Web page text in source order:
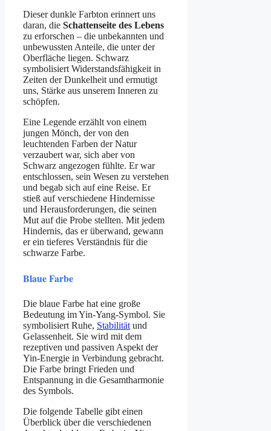
Dieser dunkle Farbton erinnert uns
daran, die Schattenseite des Lebens
zu erforschen – die unbekannten und
unbewussten Anteile, die unter der
Oberfläche liegen. Schwarz
symbolisiert Widerstandsfähigkeit in
Zeiten der Dunkelheit und ermutigt
uns, Stärke aus unserem Inneren zu
schöpfen.
Eine Legende erzählt von einem
jungen Mönch, der von den
leuchtenden Farben der Natur
verzaubert war, sich aber von
Schwarz angezogen fühlte. Er war
entschlossen, sein Wesen zu verstehen
und begab sich auf eine Reise. Er
stieß auf verschiedene Hindernisse
und Herausforderungen, die seinen
Mut auf die Probe stellten. Mit jedem
Hindernis, das er überwand, gewann
er ein tieferes Verständnis für die
schwarze Farbe.
Blaue Farbe
Die blaue Farbe hat eine große
Bedeutung im Yin-Yang-Symbol. Sie
symbolisiert Ruhe, Stabilität und
Gelassenheit. Sie wird mit dem
rezeptiven und passiven Aspekt der
Yin-Energie in Verbindung gebracht.
Die Farbe bringt Frieden und
Entspannung in die Gesamtharmonie
des Symbols.
Die folgende Tabelle gibt einen
Überblick über die verschiedenen